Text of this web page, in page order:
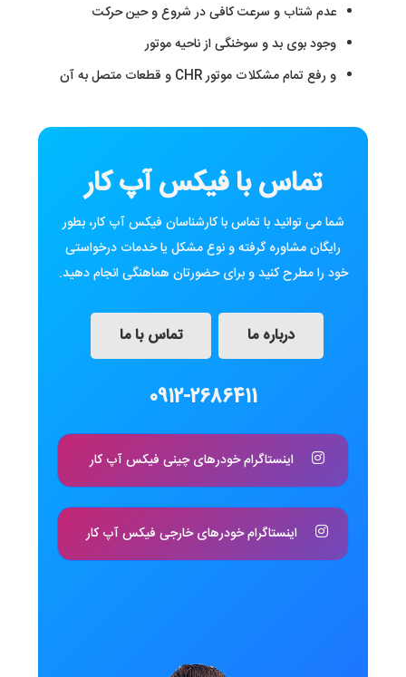
عدم شتاب و سرعت کافی در شروع و حین حرکت
وجود بوی بد و سوخنگی از ناحیه موتور
و رفع تمام مشکلات موتور CHR و قطعات متصل به آن
تماس با فیکس آپ کار
شما می توانید با تماس با کارشناسان فیکس آپ کار، بطور
رایگان مشاوره گرفته و نوع مشکل یا خدمات درخواستی
خود را مطرح کنید و برای حضورتان هماهنگی انجام دهید.
درباره ما تماس با ما
0912-2686411
اینستاگرام خودرهای چینی فیکس آپ کار
اینستاگرام خودرهای خارجی فیکس آپ کار